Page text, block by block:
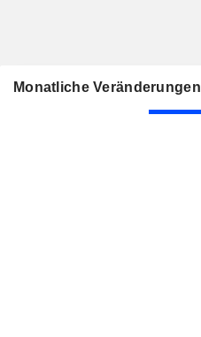
Monatliche Veränderungen